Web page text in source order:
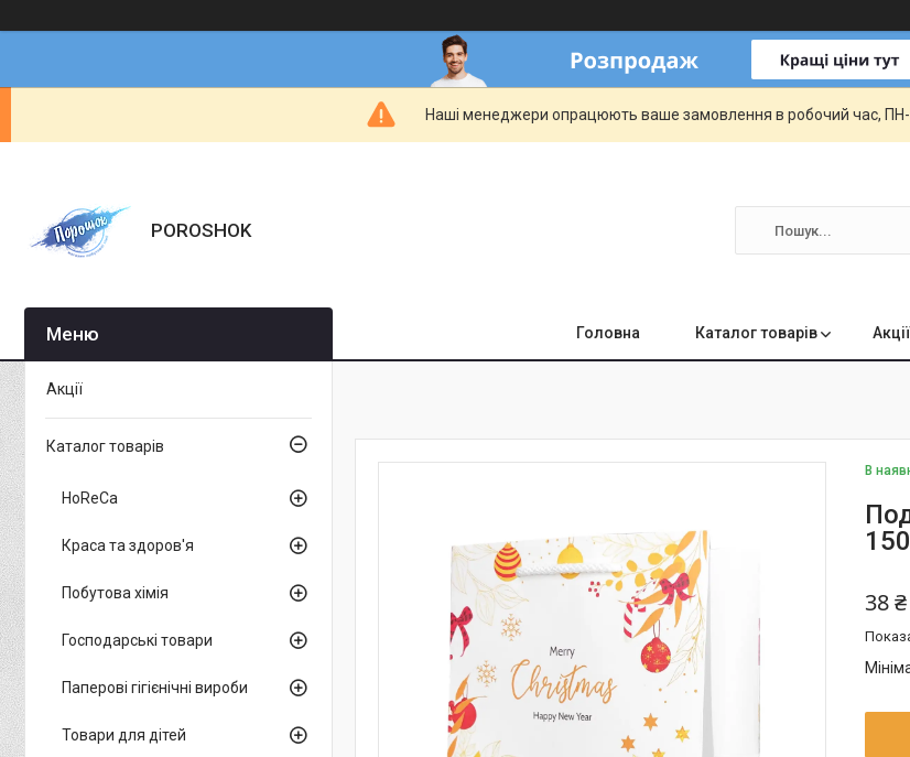
Наші менеджери опрацюють ваше замовлення в робочий час,
POROSHOK
Головна Каталог товарів Акції
В
38 ₴
Акції
Каталог товарів
HoReCa
Краса та здоров'я
Побутова хімія
Господарські товари
Паперові гігієнічні вироби
Товари для дітей